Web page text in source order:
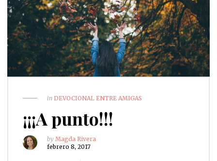
in DEVOCIONAL ENTRE AMIGAS
¡¡¡A punto!!!
by Magda Rivera
febrero 8, 2017